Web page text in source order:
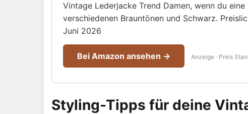
Vintage Lederjacke Trend Damen, wenn du
verschiedenen Brauntönen und Schwarz.
Juni 2026
Bei Amazon ansehen → Anzeige · Preis
Styling-Tipps für deine